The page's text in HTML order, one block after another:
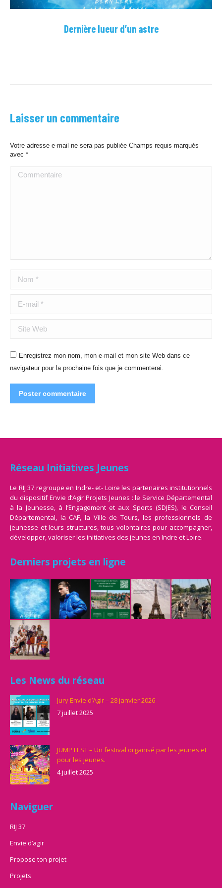
Dernière lueur d’un astre
Laisser un commentaire
Votre adresse e-mail ne sera pas publiée Champs requis marqués
avec *
Commentaire
Nom *
E-mail *
Site Web
Enregistrez mon nom, mon e-mail et mon site Web dans ce
navigateur pour la prochaine fois que je commenterai.
Poster commentaire
Réseau Initiatives Jeunes
Le RIJ 37 regroupe en Indre- et- Loire les partenaires institutionnels
du dispositif Envie d’Agir Projets Jeunes : le Service Départemental
à la Jeunesse, à l’Engagement et aux Sports (SDJES), le Conseil
Départemental, la CAF, la Ville de Tours, les professionnels de
jeunesse et leurs structures, tous volontaires pour accompagner,
développer, valoriser les initiatives des jeunes en Indre et Loire.
Derniers projets en ligne
Les News du réseau
Jury Envie d’Agir – 28 janvier 2026
7 juillet 2025
JUMP FEST – Un festival organisé par les jeunes et
pour les jeunes.
4 juillet 2025
Naviguer
RIJ 37
Envie d’agir
Propose ton projet
Projets